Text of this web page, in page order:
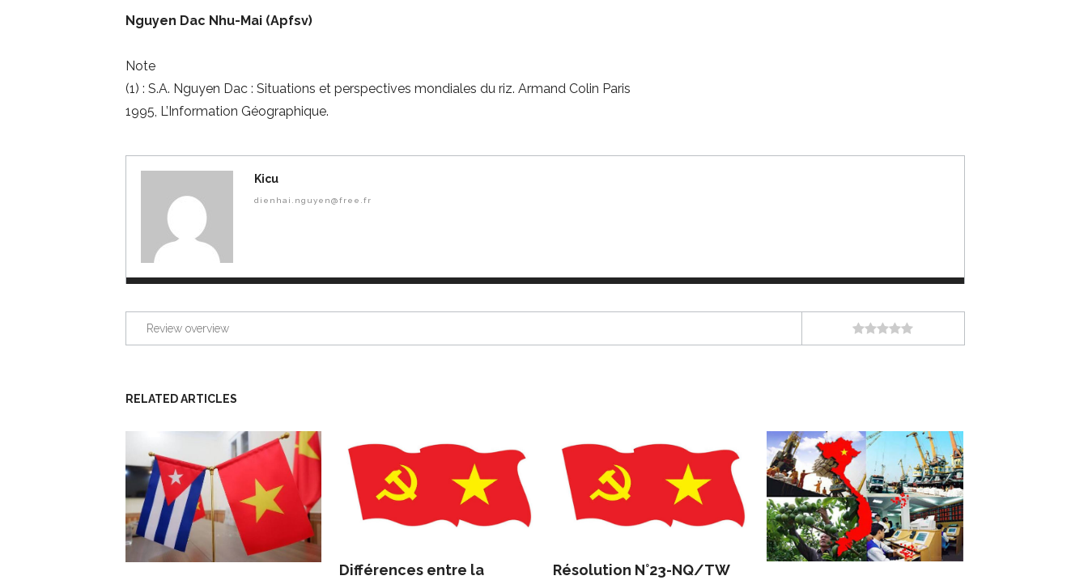
Nguyen Dac Nhu-Mai (Apfsv)
Note
(1) : S.A. Nguyen Dac : Situations et perspectives mondiales du riz. Armand Colin Paris
1995, L’Information Géographique.
Kicu
dienhai.nguyen@free.fr
Review overview
RELATED ARTICLES
Différences entre la
Résolution N°23-NQ/TW